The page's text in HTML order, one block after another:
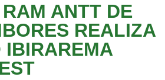
ANTT DE
REALIZA
IBIRAREMA